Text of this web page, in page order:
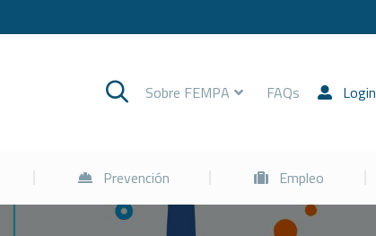
Sobre FEMPA FAQs Login
Prevención Empleo
Noticias Prevención Empleo